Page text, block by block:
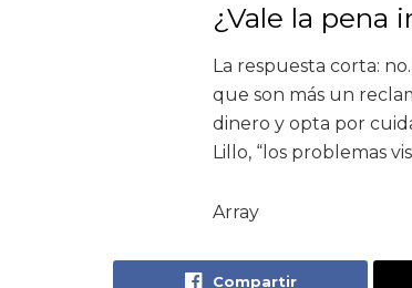
¿Vale la pena
La respuesta corta:
que son más un
dinero y opta por
Lillo, “los problemas
Array
Compartir